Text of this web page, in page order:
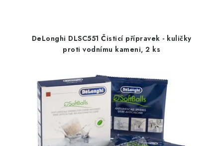
DeLonghi DLSC551 Čisticí přípravek - kuličky
proti vodnímu kameni, 2 ks